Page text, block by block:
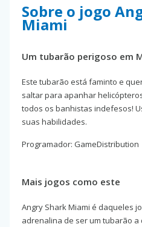
Sobre o jogo
Miami
Um tubarão perigoso em
Este tubarão está faminto e
saltar para apanhar
todos os banhistas indefesos!
suas habilidades.
Programador: GameDistribution
Mais jogos como este
Angry Shark Miami é daqueles
adrenalina de ser um tubarão a